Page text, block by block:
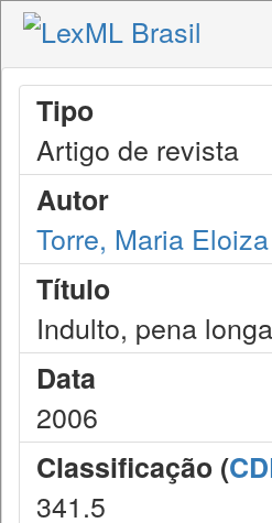
Tipo
Artigo de revista
Autor
Torre, Maria
Título
Indulto, pena
Data
2006
Classificação (
341.5